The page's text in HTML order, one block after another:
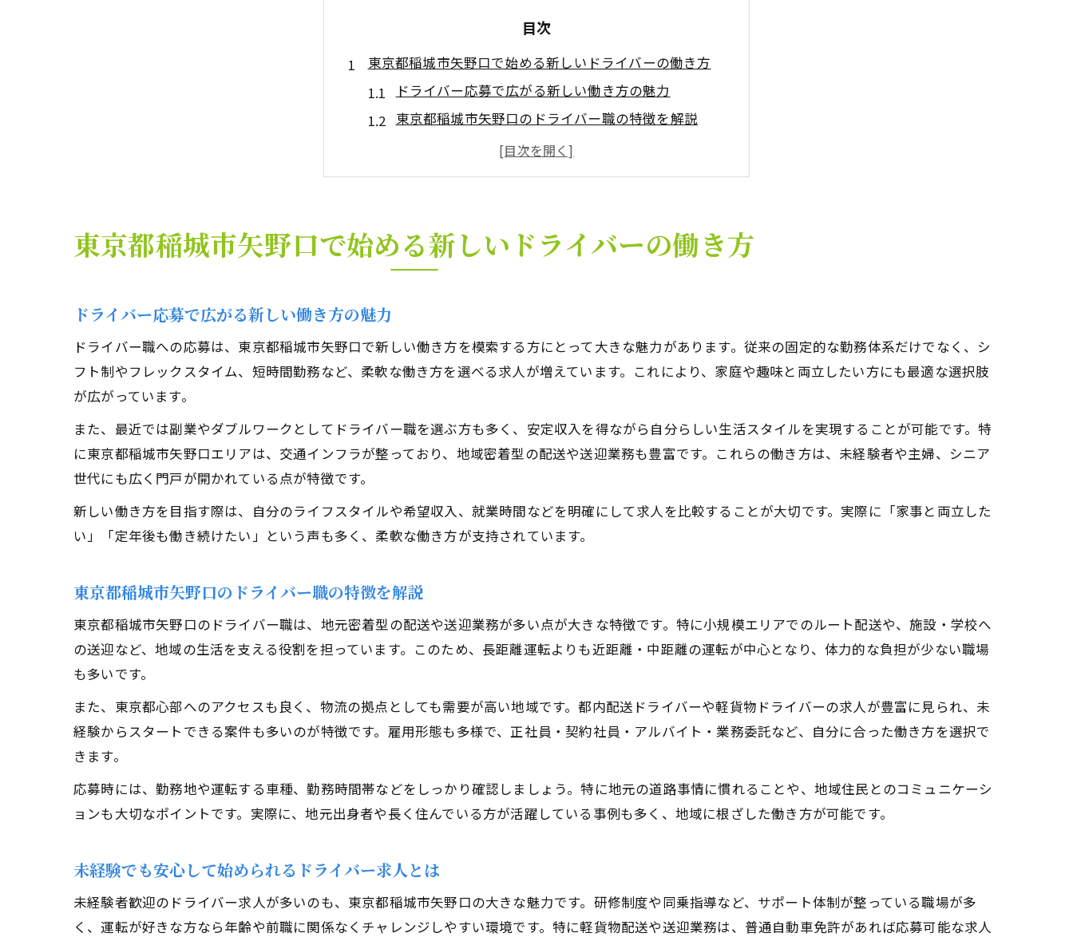
目次
東京都稲城市矢野口で始める新しいドライバーの働き方
ドライバー応募で広がる新しい働き方の魅力
東京都稲城市矢野口のドライバー職の特徴を解説
未経験でも安心して始められるドライバー求人とは
地元で安定収入を目指せるドライバーの選択肢
柔軟な勤務形態が魅力のドライバー募集事情
ドライバー募集で注目される柔軟な勤務体系とは
日勤のみ夜勤なしのドライバー求人の探し方
自分に合った働き方を選べるドライバーの条件
未経験から始めるドライバー転職の成功法則
高収入を狙えるドライバー職の選び方のコツ
経験不問で応募できるドライバー募集の実態
安定した収入が得られるドライバー転職の秘訣
自分の生活に合ったドライバー職の選び方
ライフスタイル別ドライバー勤務体系の比較
家庭や趣味と両立できるドライバー求人の特徴
無理なく続けられるドライバー職の条件とは
稲城市矢野口で注目のドライバー応募ポイント
稲城市矢野口で選ばれるドライバー求人の特徴
応募ハードルが低いドライバー職の見極め方
経験者も未経験者も活躍できる職場の探し方
安定収入と働きやすさを叶える職場選び
安定収入が期待できるドライバー職場の条件
東京都稲城市矢野口で始める新しいドライバーの働き方
ドライバー応募で広がる新しい働き方の魅力
ドライバー職への応募は、東京都稲城市矢野口で新しい働き方を模索する方にとって大きな魅力があります。従来の固定的な勤務体系だけでなく、シ
フト制やフレックスタイム、短時間勤務など、柔軟な働き方を選べる求人が増えています。これにより、家庭や趣味と両立したい方にも最適な選択肢
が広がっています。
また、最近では副業やダブルワークとしてドライバー職を選ぶ方も多く、安定収入を得ながら自分らしい生活スタイルを実現することが可能です。特
に東京都稲城市矢野口エリアは、交通インフラが整っており、地域密着型の配送や送迎業務も豊富です。これらの働き方は、未経験者や主婦、シニア
世代にも広く門戸が開かれている点が特徴です。
新しい働き方を目指す際は、自分のライフスタイルや希望収入、就業時間などを明確にして求人を比較することが大切です。実際に「家事と両立した
い」「定年後も働き続けたい」という声も多く、柔軟な働き方が支持されています。
東京都稲城市矢野口のドライバー職の特徴を解説
東京都稲城市矢野口のドライバー職は、地元密着型の配送や送迎業務が多い点が大きな特徴です。特に小規模エリアでのルート配送や、施設・学校へ
の送迎など、地域の生活を支える役割を担っています。このため、長距離運転よりも近距離・中距離の運転が中心となり、体力的な負担が少ない職場
も多いです。
また、東京都心部へのアクセスも良く、物流の拠点としても需要が高い地域です。都内配送ドライバーや軽貨物ドライバーの求人が豊富に見られ、未
経験からスタートできる案件も多いのが特徴です。雇用形態も多様で、正社員・契約社員・アルバイト・業務委託など、自分に合った働き方を選択で
きます。
応募時には、勤務地や運転する車種、勤務時間帯などをしっかり確認しましょう。特に地元の道路事情に慣れることや、地域住民とのコミュニケーシ
ョンも大切なポイントです。実際に、地元出身者や長く住んでいる方が活躍している事例も多く、地域に根ざした働き方が可能です。
未経験でも安心して始められるドライバー求人とは
未経験者歓迎のドライバー求人が多いのも、東京都稲城市矢野口の大きな魅力です。研修制度や同乗指導など、サポート体制が整っている職場が多
く、運転が好きな方なら年齢や前職に関係なくチャレンジしやすい環境です。特に軽貨物配送や送迎業務は、普通自動車免許があれば応募可能な求人